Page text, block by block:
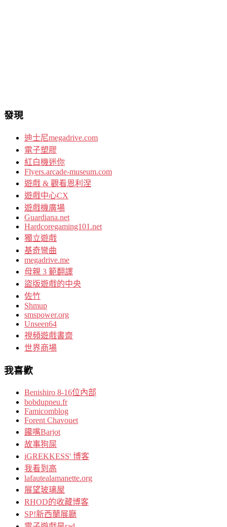
發現
迪士尼megadrive.com
電子塑膠
紅白機迷你
Flyers.arcade-museum.com
遊戲 & 觀看恩利涅
遊戲中心CX
遊戲機廣場
Guardiana.net
Hardcoregaming101.net
獨立遊戲
基奇彎曲
megadrive.me
母親 3 範翻譯
盜版遊戲的中央
佐竹
Shmup
smspower.org
Unseen64
視頻遊戲書齋
世界商場
我喜歡
Benishiro 8-16位內部
bobdupneu.fr
Famicomblog
Forent Chavouet
饞嘴Barjot
故事狗屎
iGREKKESS' 博客
我看到高
lafautealamanette.org
展望玻璃屋
RHOD的收藏博客
SP!新西蘭展廳